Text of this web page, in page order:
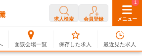
求人検索 会員登録 メニュー
面談会場一覧
0
保存した求人
1
最近見た求人